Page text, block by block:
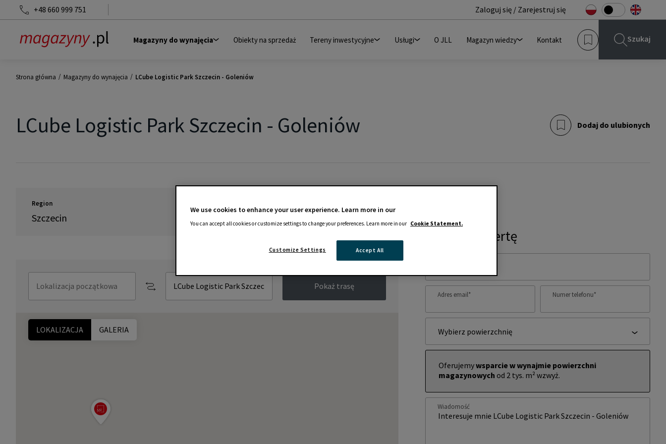
+48 660 999 751 Zaloguj się / Zarejestruj się
Magazyny do wynajęcia Obiekty na sprzedaż Tereny inwestycyjne Usługi O JLL Magazyn wiedzy Kontakt Szukaj
Strona główna / Magazyny do wynajęcia / LCube Logistic Park Szczecin - Goleniów
LCube Logistic Park Szczecin - Goleniów Dodaj do ulubionych
Region
Szczecin
LOKALIZACJA GALERIA
Pokaż trasę
Zapytaj o ofertę
Adres email* Numer telefonu*
Wybierz powierzchnię
Oferujemywsparcie w wynajmie powierzchni
magazynowych od 2 tys. m² wzwyż.
Wiadomość
We use cookies to enhance your user experience. Learn more in our
You can accept all cookies or customize settings to change your preferences. Learn more in our Cookie Statement.
Accept All
Customize Settings